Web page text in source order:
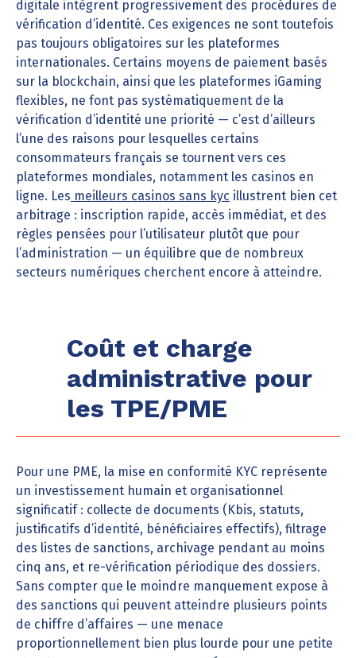
digitale intègrent progressivement des procédures de
vérification d’identité. Ces exigences ne sont toutefois
pas toujours obligatoires sur les plateformes
internationales. Certains moyens de paiement basés
sur la blockchain, ainsi que les plateformes iGaming
flexibles, ne font pas systématiquement de la
vérification d’identité une priorité — c’est d’ailleurs
l’une des raisons pour lesquelles certains
consommateurs français se tournent vers ces
plateformes mondiales, notamment les casinos en
ligne. Les meilleurs casinos sans kyc illustrent bien cet
arbitrage : inscription rapide, accès immédiat, et des
règles pensées pour l’utilisateur plutôt que pour
l’administration — un équilibre que de nombreux
secteurs numériques cherchent encore à atteindre.
Coût et charge
administrative pour
les TPE/PME
Pour une PME, la mise en conformité KYC représente
un investissement humain et organisationnel
significatif : collecte de documents (Kbis, statuts,
justificatifs d’identité, bénéficiaires effectifs), filtrage
des listes de sanctions, archivage pendant au moins
cinq ans, et re-vérification périodique des dossiers.
Sans compter que le moindre manquement expose à
des sanctions qui peuvent atteindre plusieurs points
de chiffre d’affaires — une menace
proportionnellement bien plus lourde pour une petite